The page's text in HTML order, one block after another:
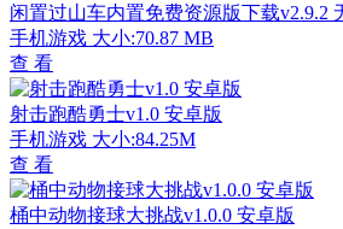
闲置过山车内置免费资源版下载v2.9.2
手机游戏 大小:70.87 MB
查 看
射击跑酷勇士v1.0 安卓版
手机游戏 大小:84.25M
查 看
桶中动物接球大挑战v1.0.0 安卓版